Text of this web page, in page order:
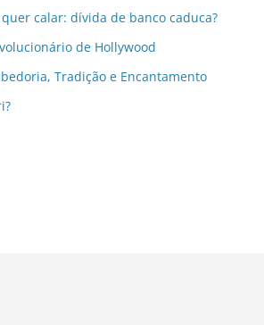
calar: dívida de banco caduca?
de Hollywood
Tradição e Encantamento